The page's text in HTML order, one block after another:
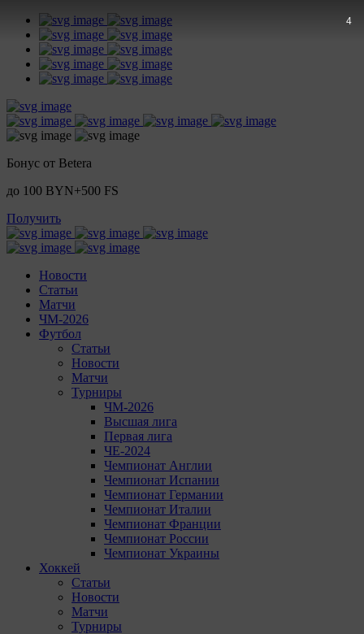
Бонус от Betera
до 100 BYN+500 FS
Получить
Новости
Статьи
Матчи
ЧМ-2026
Футбол
Статьи
Новости
Матчи
Турниры
ЧМ-2026
Высшая лига
Первая лига
ЧЕ-2024
Чемпионат Англии
Чемпионат Испании
Чемпионат Германии
Чемпионат Италии
Чемпионат Франции
Чемпионат России
Чемпионат Украины
Хоккей
Статьи
Новости
Матчи
Турниры
3